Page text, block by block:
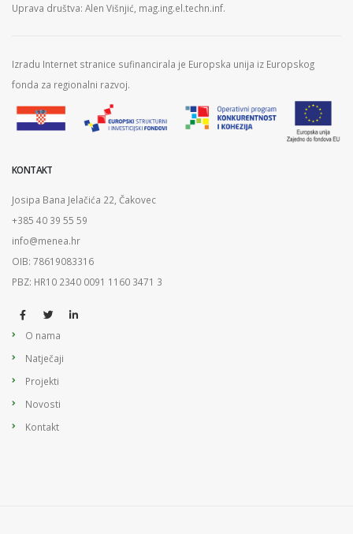
Uprava društva: Alen Višnjić, mag.ing.el.techn.inf.
Izradu Internet stranice sufinancirala je Europska unija iz Europskog
fonda za regionalni razvoj.
KONTAKT
Josipa Bana Jelačića 22, Čakovec
+385 40 39 55 59
info@menea.hr
OIB: 78619083316
PBZ: HR10 2340 0091 1160 3471 3
O nama
Natječaji
Projekti
Novosti
Kontakt